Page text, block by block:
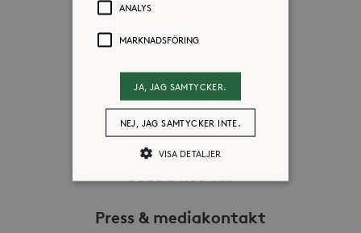
Organisation
Riktlinje för personuppgifter
Tillgänglighetsredogörelse
Visselblåsartjänst
Press & mediakontakt
ANALYS
MARKNADSFÖRING
JA, JAG SAMTYCKER.
NEJ, JAG SAMTYCKER INTE.
VISA DETALJER
Strikt nödvändiga
Analys